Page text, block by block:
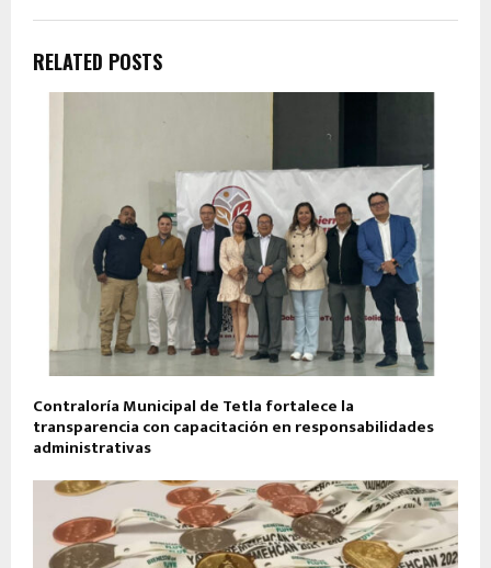
RELATED POSTS
Contraloría Municipal de Tetla fortalece la
transparencia con capacitación en responsabilidades
administrativas